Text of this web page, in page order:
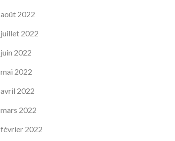
août 2022
juillet 2022
juin 2022
mai 2022
avril 2022
mars 2022
février 2022